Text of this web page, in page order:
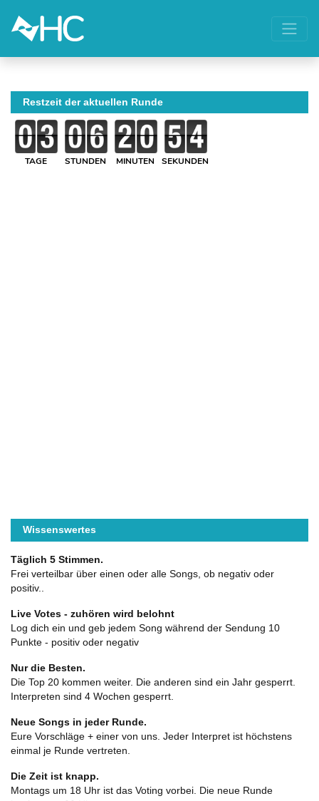
Restzeit der aktuellen Runde
TAGE STUNDEN MINUTEN SEKUNDEN
Wissenswertes
Täglich 5 Stimmen.
Frei verteilbar über einen oder alle Songs, ob negativ oder
positiv..
Live Votes - zuhören wird belohnt
Log dich ein und geb jedem Song während der Sendung 10
Punkte - positiv oder negativ
Nur die Besten.
Die Top 20 kommen weiter. Die anderen sind ein Jahr gesperrt.
Interpreten sind 4 Wochen gesperrt.
Neue Songs in jeder Runde.
Eure Vorschläge + einer von uns. Jeder Interpret ist höchstens
einmal je Runde vertreten.
Die Zeit ist knapp.
Montags um 18 Uhr ist das Voting vorbei. Die neue Runde